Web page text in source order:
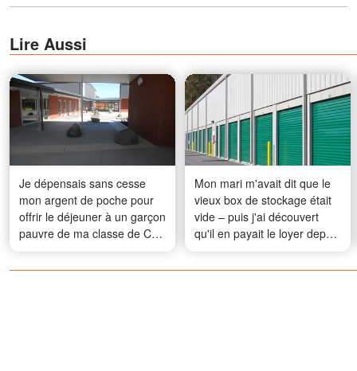
Lire Aussi
Je dépensais sans cesse
mon argent de poche pour
offrir le déjeuner à un garçon
pauvre de ma classe de CE2
– Le colis qu’il m’a envoyé
30 ans plus tard était
Mon mari m'avait dit que le
vieux box de stockage était
vide – puis j'ai découvert
qu'il en payait le loyer depuis
14 ans